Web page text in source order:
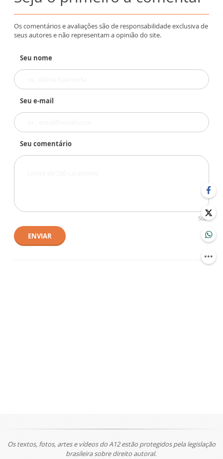
Os comentários e avaliações são de responsabilidade exclusiva de
seus autores e não representam a opinião do site.
Seu nome
Seu e-mail
Seu comentário
500
ENVIAR
Os textos, fotos, artes e vídeos do A12 estão protegidos pela legislação
brasileira sobre direito autoral.